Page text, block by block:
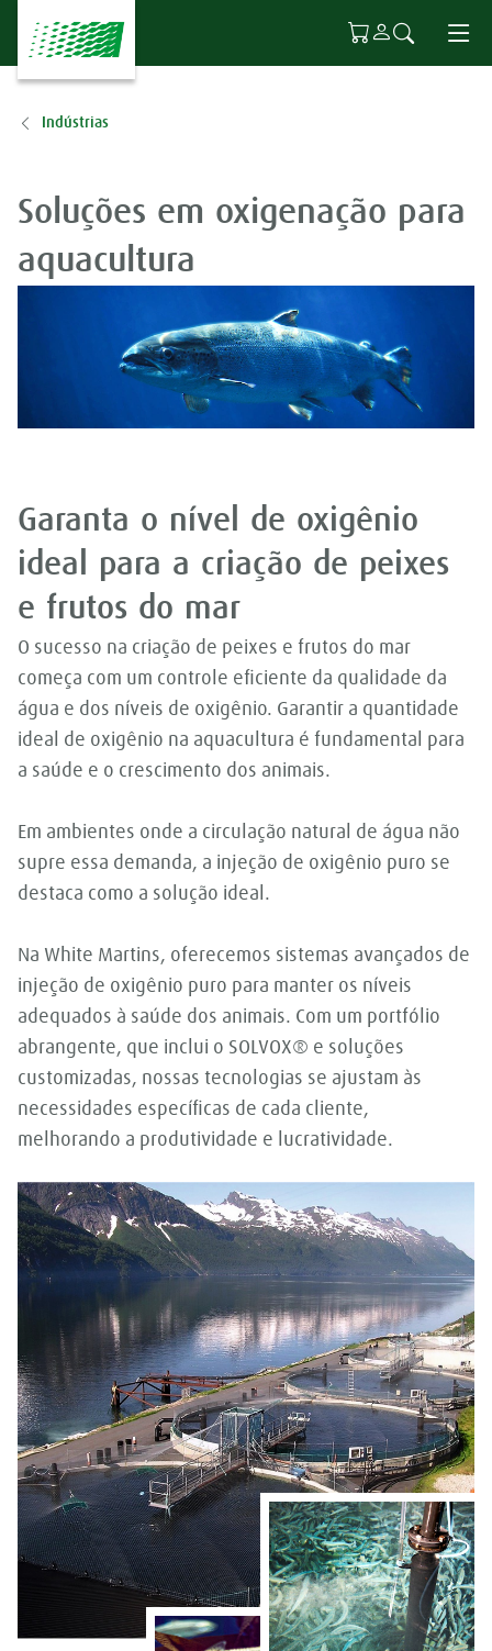
Ir para o conteúdo principal
Indústrias
Soluções em oxigenação para
aquacultura
Garanta o nível de oxigênio
ideal para a criação de peixes
e frutos do mar
O sucesso na criação de peixes e frutos do mar
começa com um controle eficiente da qualidade da
água e dos níveis de oxigênio. Garantir a quantidade
ideal de oxigênio na aquacultura é fundamental para
a saúde e o crescimento dos animais.
Em ambientes onde a circulação natural de água não
supre essa demanda, a injeção de oxigênio puro se
destaca como a solução ideal.
Na White Martins, oferecemos sistemas avançados de
injeção de oxigênio puro para manter os níveis
adequados à saúde dos animais. Com um portfólio
abrangente, que inclui o SOLVOX® e soluções
customizadas, nossas tecnologias se ajustam às
necessidades específicas de cada cliente,
melhorando a produtividade e lucratividade.